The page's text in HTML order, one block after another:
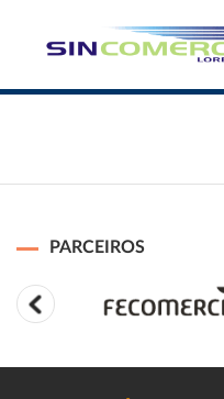
PARCEIROS